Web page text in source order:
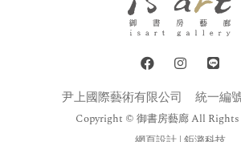
尹上國際藝術有限公司 統一編
Copyright © 御書房藝廊 All Rights